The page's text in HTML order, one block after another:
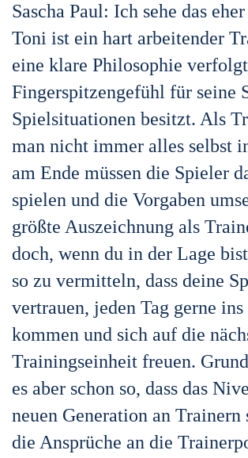
Sascha Paul: Ich sehe das
Toni ist ein hart arbeitender
eine klare Philosophie
Fingerspitzengefühl für seine
Spielsituationen besitzt. Als
man nicht immer alles selbst
am Ende müssen die Spieler
spielen und die Vorgaben
größte Auszeichnung als
doch, wenn du in der Lage
so zu vermitteln, dass deine
vertrauen, jeden Tag gerne
kommen und sich auf die
Trainingseinheit freuen.
es aber schon so, dass das
neuen Generation an Trainern
die Ansprüche an die